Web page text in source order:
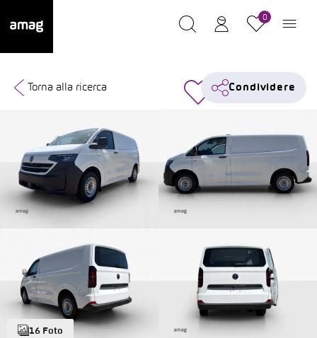
0
16 Foto
Torna alla ricerca Condividere